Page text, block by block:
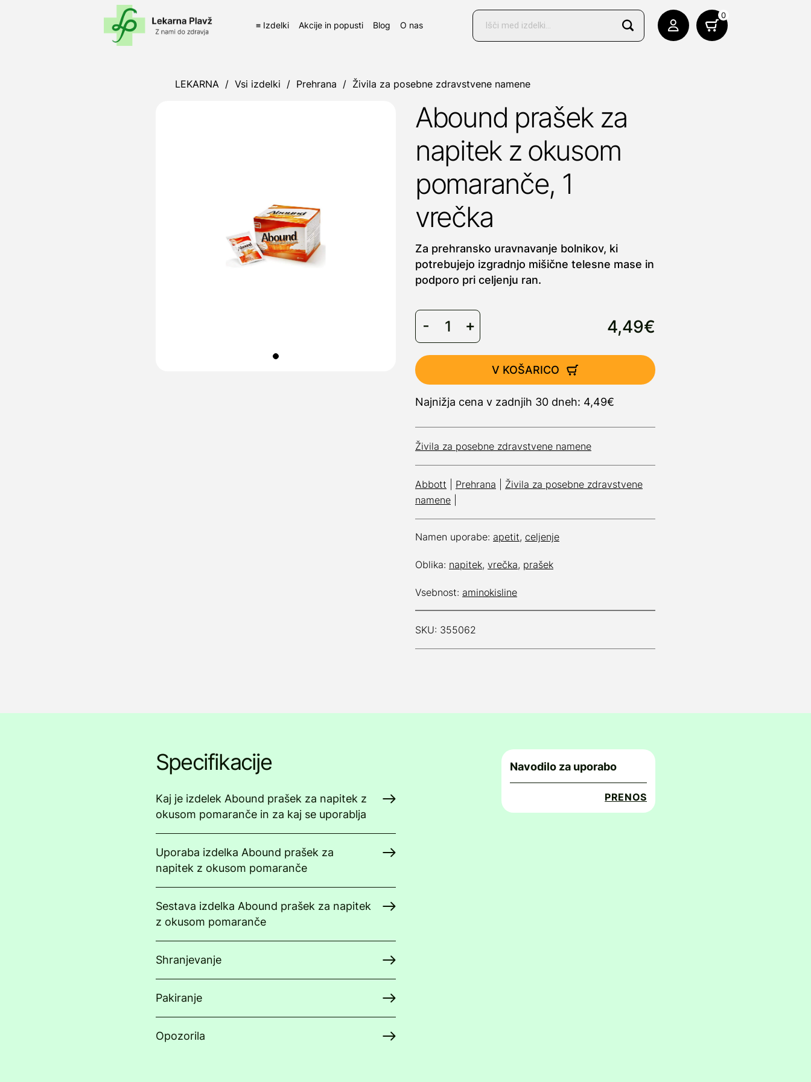
≡ Izdelki Akcije in popusti Blog O nas
Products
search
0
LEKARNA / Vsi izdelki / Prehrana / Živila za posebne zdravstvene namene
Abound prašek za
napitek z okusom
pomaranče, 1
vrečka
Za prehransko uravnavanje bolnikov, ki
potrebujejo izgradnjo mišične telesne mase in
podporo pri celjenju ran.
4,49€
V KOŠARICO
Najnižja cena v zadnjih 30 dneh: 4,49€
Živila za posebne zdravstvene namene
Abbott Prehrana
Živila za posebne zdravstvene
namene
Namen uporabe: apetit, celjenje
Oblika: napitek, vrečka, prašek
Vsebnost: aminokisline
SKU: 355062
Specifikacije
Kaj je izdelek Abound prašek za napitek z
okusom pomaranče in za kaj se uporablja
Uporaba izdelka Abound prašek za
napitek z okusom pomaranče
Sestava izdelka Abound prašek za napitek
z okusom pomaranče
Shranjevanje
Pakiranje
Opozorila
Navodilo za uporabo
PRENOS